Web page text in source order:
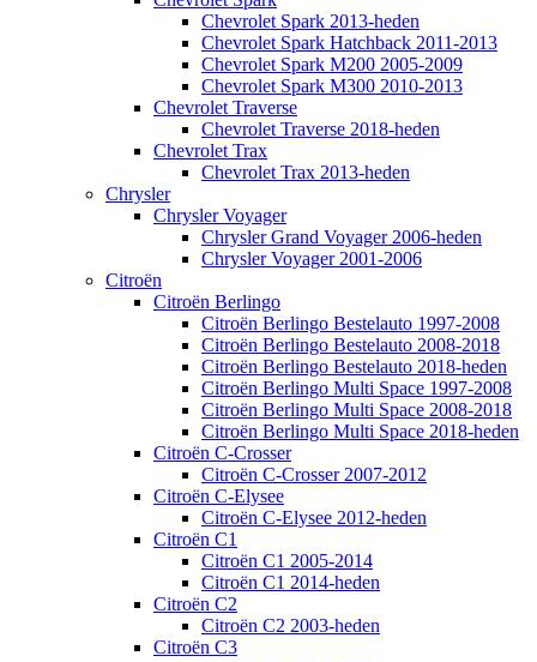
Chevrolet Spark 2013-heden
Chevrolet Spark Hatchback 2011-2013
Chevrolet Spark M200 2005-2009
Chevrolet Spark M300 2010-2013
Chevrolet Traverse
Chevrolet Traverse 2018-heden
Chevrolet Trax
Chevrolet Trax 2013-heden
Chrysler
Chrysler Voyager
Chrysler Grand Voyager 2006-heden
Chrysler Voyager 2001-2006
Citroën
Citroën Berlingo
Citroën Berlingo Bestelauto 1997-2008
Citroën Berlingo Bestelauto 2008-2018
Citroën Berlingo Bestelauto 2018-heden
Citroën Berlingo Multi Space 1997-2008
Citroën Berlingo Multi Space 2008-2018
Citroën Berlingo Multi Space 2018-heden
Citroën C-Crosser
Citroën C-Crosser 2007-2012
Citroën C-Elysee
Citroën C-Elysee 2012-heden
Citroën C1
Citroën C1 2005-2014
Citroën C1 2014-heden
Citroën C2
Citroën C2 2003-heden
Citroën C3